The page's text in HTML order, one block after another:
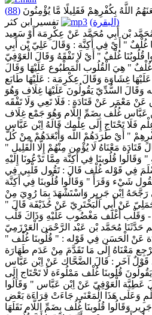
اللَّهُ بِكُفْرِهِمْ فَقَلِيلًا مَّا يُؤْمِنُونَ
(88)
(البقرة)
تفسير ابن كثر
بْن أَبِي مُحَمَّد عَنْ عِكْرِمَة أَوْ سَعِيد
غُلْفٌ " أَيْ فِي أَكِنَّة : وَقَالَ عَلِيّ بْن أَبِي
غُلْفٌ " أَيْ لَا تَفْقَهُ وَقَالَ الْعَوْفِيّ
غُلْفٌ " هِيَ الْقُلُوب الْمَطْبُوع عَلَيْهَا وَقَالَ
عَلَيْهَا غِشَاوَة وَقَالَ عِكْرِمَة : عَلَيْهَا طَابَع
وَقَالَ السُّدِّيّ يَقُولُونَ عَلَيْهَا غِلَاف وَهُوَ
عَنْ مَعْمَر عَنْ قَتَادَة : فَلَا تَعِي وَلَا تَفْقَه
عَبَّاس غُلُف بِضَمِّ اللَّام وَهُوَ جَمْع غِلَاف
فَلَا تَحْتَاج إِلَى عِلْمك قَالَهُ اِبْن عَبَّاس
" أَيْ طَرَدَهُمْ اللَّه وَأَبْعَدَهُمْ مِنْ كُلّ
قَتَادَة مَعْنَاهُ لَا يُؤْمِن مِنْهُمْ إِلَّا الْقَلِيل "
قُلُوبنَا فِي أَكِنَّة مِمَّا تَدْعُونَا إِلَيْهِ
فِي قَوْله غُلْف قَالَ : تَقُول قَلْبِي فِي
شَيْء وَقَرَأَ " وَقَالُوا قُلُوبنَا فِي أَكِنَّة
رَجَّحَهُ اِبْن جَرِير وَاسْتَشْهَدَ بِمَا رُوِيَ مِنْ
عَنْ أَبِي الْبَخْتَرِيّ عَنْ حُذَيْفَة قَالَ "
- وَقَلْب أَغْلَف مَغْضُوب عَلَيْهِ وَذَاكَ قَلْب
حَدَّثَنَا مُحَمَّد بْن عَبْد الرَّحْمَن الْعَرْزَمِيّ
عَنْ الْحَسَن فِي قَوْله : " قُلُوبنَا غُلْف "
مَعْنَاهُ إِلَى مَا تَقَدَّمَ مِنْ عَدَم طَهَارَة
. قَوْلٌ آخَر : قَالَ الضَّحَّاك عَنْ اِبْن عَبَّاس
قُلُوبنَا غُلْف مَمْلُوءَة لَا تَحْتَاج إِلَى
عَطِيَّة الْعَوْفِيّ عَنْ اِبْن عَبَّاس " وَقَالُوا
وَعَلَى هَذَا الْمَعْنَى جَاءَتْ قِرَاءَة بَعْض
وَقَالُوا قُلُوبنَا غُلُف بِضَمِّ اللَّام نَقَلَهَا